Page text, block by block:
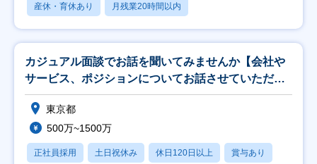
産休・育休あり 月残業20時間以内
カジュアル面談でお話を聞いてみませんか【会社や
サービス、ポジションについてお話させていただき
ます】
東京都
500万~1500万
正社員採用 土日祝休み 休日120日以上 賞与あり